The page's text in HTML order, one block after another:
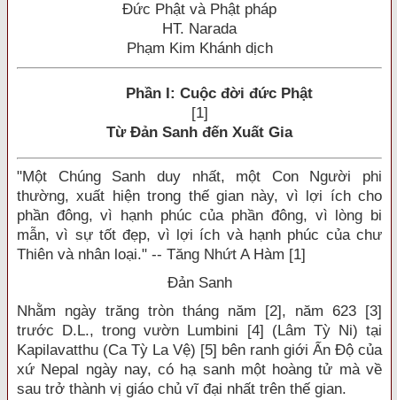
Đức Phật và Phật pháp
HT. Narada
Phạm Kim Khánh dịch
Phần I: Cuộc đời đức Phật
[1]
Từ Đản Sanh đến Xuất Gia
"Một Chúng Sanh duy nhất, một Con Người phi
thường, xuất hiện trong thế gian này, vì lợi ích cho
phần đông, vì hạnh phúc của phần đông, vì lòng bi
mẫn, vì sự tốt đẹp, vì lợi ích và hạnh phúc của chư
Thiên và nhân loại." -- Tăng Nhứt A Hàm [1]
Đản Sanh
Nhằm ngày trăng tròn tháng năm [2], năm 623 [3]
trước D.L., trong vườn Lumbini [4] (Lâm Tỳ Ni) tại
Kapilavatthu (Ca Tỳ La Vệ) [5] bên ranh giới Ấn Độ của
xứ Nepal ngày nay, có hạ sanh một hoàng tử mà về
sau trở thành vị giáo chủ vĩ đại nhất trên thế gian.